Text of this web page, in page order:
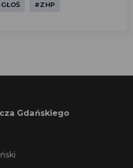
#ZHP
Gdańskiego